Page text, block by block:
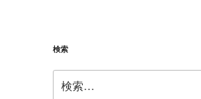
検索
索: